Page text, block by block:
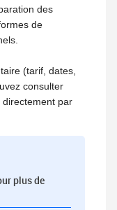
des
de
(tarif, dates,
consulter
par
plus de